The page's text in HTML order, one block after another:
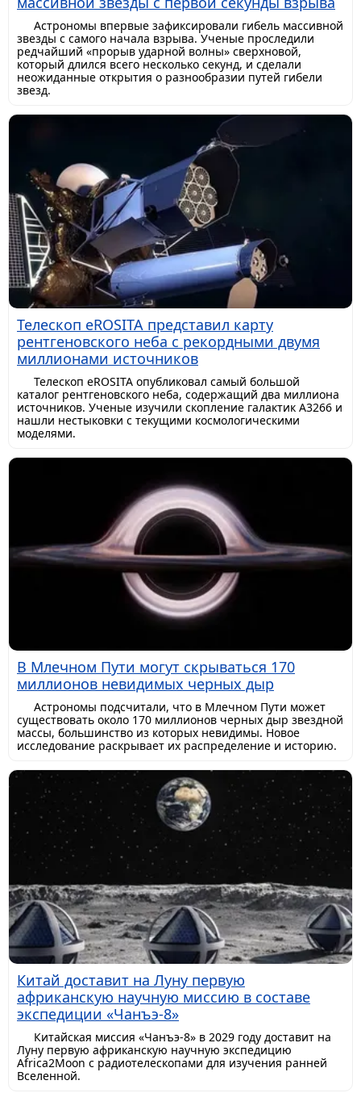
Астрономы впервые зафиксировали гибель массивной
звезды с самого начала взрыва. Ученые проследили
редчайший «прорыв ударной волны» сверхновой,
который длился всего несколько секунд, и сделали
неожиданные открытия о разнообразии путей гибели
звезд.
Телескоп eROSITA представил карту
рентгеновского неба с рекордными двумя
миллионами источников
Телескоп eROSITA опубликовал самый большой
каталог рентгеновского неба, содержащий два миллиона
источников. Ученые изучили скопление галактик A3266 и
нашли нестыковки с текущими космологическими
моделями.
В Млечном Пути могут скрываться 170
миллионов невидимых черных дыр
Астрономы подсчитали, что в Млечном Пути может
существовать около 170 миллионов черных дыр звездной
массы, большинство из которых невидимы. Новое
исследование раскрывает их распределение и историю.
Китай доставит на Луну первую
африканскую научную миссию в составе
экспедиции «Чанъэ-8»
Китайская миссия «Чанъэ-8» в 2029 году доставит на
Луну первую африканскую научную экспедицию
Africa2Moon с радиотелескопами для изучения ранней
Вселенной.